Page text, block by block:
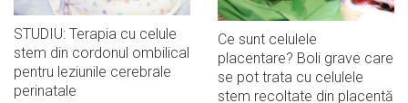
STUDIU: Terapia cu celule
stem din cordonul ombilical
pentru leziunile cerebrale
perinatale
Ce sunt celulele
placentare? Boli grave care
se pot trata cu celulele
stem recoltate din placentă